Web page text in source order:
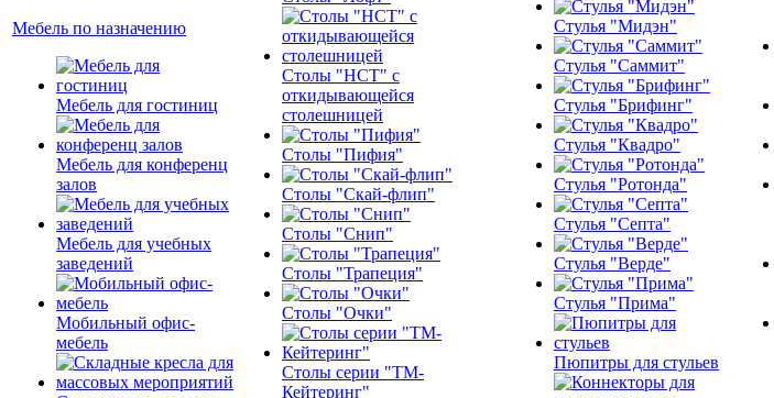
Мебель по назначению
Мебель для гостиниц
Мебель для конференц
залов
Мебель для учебных
заведений
Мобильный офис-
мебель
Столы "НСТ" с
откидывающейся
столешницей
Столы "Пифия"
Столы "Скай-флип"
Столы "Снип"
Столы "Трапеция"
Столы "Очки"
Столы серии "ТМ-
Кейтеринг"
Стулья "Мидэн"
Стулья "Саммит"
Стулья "Брифинг"
Стулья "Квадро"
Стулья "Ротонда"
Стулья "Септа"
Стулья "Верде"
Стулья "Прима"
Пюпитры для стульев